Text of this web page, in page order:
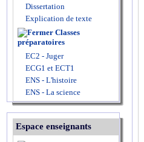
Dissertation
Explication de texte
Classes
préparatoires
EC2 - Juger
ECG1 et ECT1
ENS - L'histoire
ENS - La science
Espace enseignants